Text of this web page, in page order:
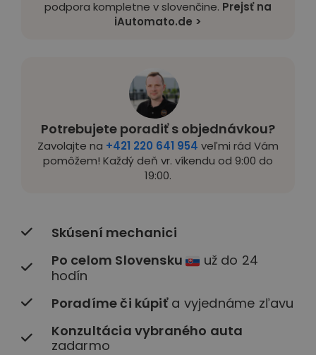
Potrebujete poradiť s objednávkou?
Zavolajte na +421 220 641 954 veľmi rád Vám
pomôžem! Každý deň vr. víkendu od 9:00 do
19:00.
Skúsení mechanici
Po celom Slovensku
už do 24
hodín
Poradíme či kúpiťa vyjednáme zľavu
Konzultácia vybraného auta
zadarmo
podpora kompletne v slovenčine. Prejsť na
iAutomato.de >